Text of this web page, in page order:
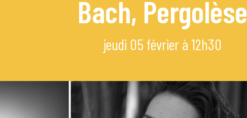
Bach, Pergolèse
jeudi 05 février à 12h30